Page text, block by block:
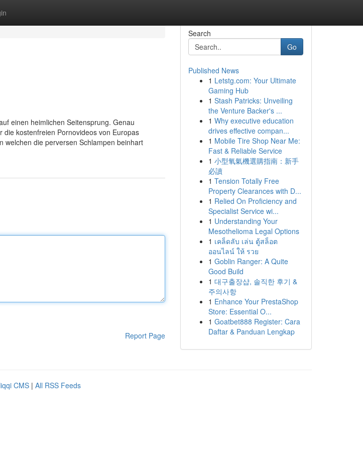
einen heimlichen Seitensprung. Genau
kostenfreien Pornovideos von Europas
welchen die perversen Schlampen beinhart
Report Page
Search
Go
Published News
1 Letstg.com: Your Ultimate
Gaming Hub
1 Stash Patricks: Unveiling
the Venture Backer's ...
1 Why executive education
drives effective compan...
1 Mobile Tire Shop Near Me:
Fast & Reliable Service
1 小型氧氣機選購指南：新手
必讀
1 Tension Totally Free
Property Clearances with D...
1 Relied On Proficiency and
Specialist Service wi...
1 Understanding Your
Mesothelioma Legal Options
1 เคล็ดลับ เล่น ตู้สล็อต
ออนไลน์ ให้ รวย
1 Goblin Ranger: A Quite
Good Build
1 대구출장샵, 솔직한 후기 &
주의사항
1 Enhance Your PrestaShop
Store: Essential O...
1 Goatbet888 Register: Cara
Daftar & Panduan Lengkap
CMS | All RSS Feeds